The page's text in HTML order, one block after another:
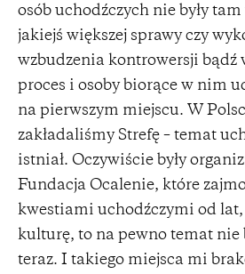
osób uchodźczych nie były
jakiejś większej sprawy czy
wzbudzenia kontrowersji bądź
proces i osoby biorące w nim
na pierwszym miejscu. W
zakładaliśmy Strefę – temat
istniał. Oczywiście były
Fundacja Ocalenie, które
kwestiami uchodźczymi od lat,
kulturę, to na pewno temat nie
teraz. I takiego miejsca mi